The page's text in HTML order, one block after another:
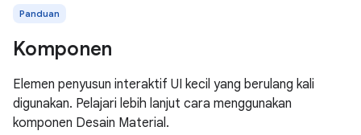
Panduan
Komponen
Elemen penyusun interaktif UI kecil yang berulang kali
digunakan. Pelajari lebih lanjut cara menggunakan
komponen Desain Material.